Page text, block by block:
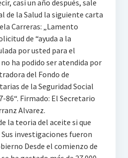
casi un año después, sale
de la Salud la siguiente carta
Carreras: „Lamento
de “ayuda a la
por usted para el
ha podido ser atendida por
del Fondo de
de la Seguridad Social
86“. Firmado: El Secretario
Alvarez.
la teoria del aceite si que
investigaciones fueron
Desde el comienzo de